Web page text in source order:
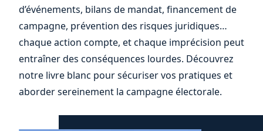
d’événements, bilans de mandat, financement de
campagne, prévention des risques juridiques…
chaque action compte, et chaque imprécision peut
entraîner des conséquences lourdes. Découvrez
notre livre blanc pour sécuriser vos pratiques et
aborder sereinement la campagne électorale.